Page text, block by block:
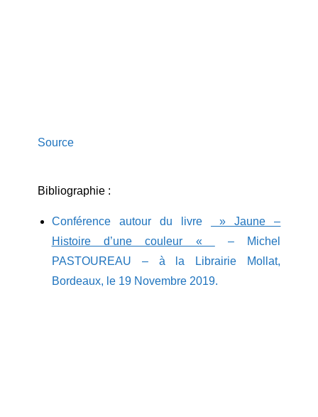
Source
Bibliographie :
Conférence autour du livre
» Jaune –
Histoire d’une couleur «
– Michel
PASTOUREAU – à la Librairie Mollat,
Bordeaux, le 19 Novembre 2019.